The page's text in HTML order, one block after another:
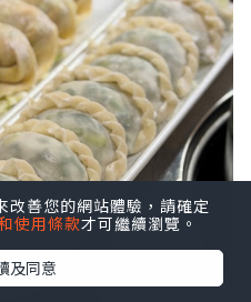
善您的網站體驗，請確定
使用條款才可繼續瀏覽。
及同意